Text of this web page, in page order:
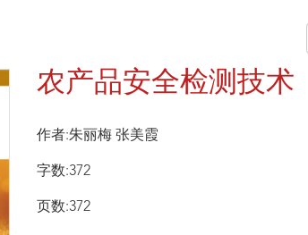
农产品安全检测技术
作者:朱丽梅 张美霞
字数:372
页数:372